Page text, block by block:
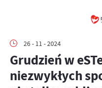
26 - 11 - 2024
Grudzień w
niezwykłych